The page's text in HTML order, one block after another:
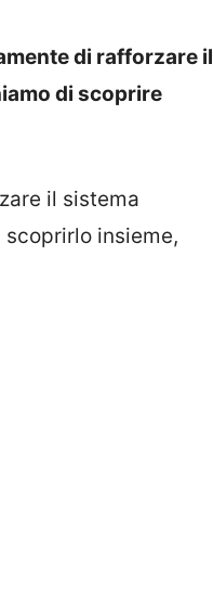
di rafforzare il
di scoprire
il sistema
insieme,